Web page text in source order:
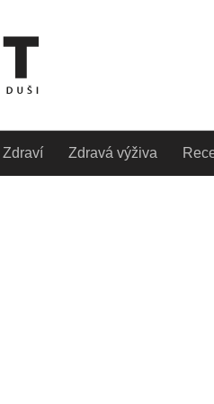
Zdraví Zdravá výživa